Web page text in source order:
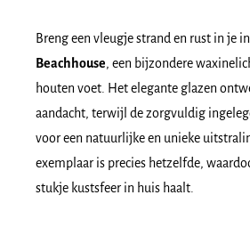
Breng een vleugje strand en rust in je
Beachhouse, een bijzondere
houten voet. Het elegante glazen
aandacht, terwijl de zorgvuldig
voor een natuurlijke en unieke
exemplaar is precies hetzelfde,
stukje kustsfeer in huis haalt.